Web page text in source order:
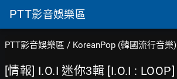
PTT影音娛樂區
PTT影音娛樂區 / KoreanPop (韓國流行音樂)
[情報] I.O.I 迷你3輯 [I.O.I : LOOP]